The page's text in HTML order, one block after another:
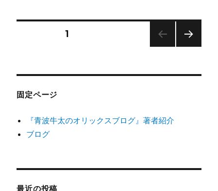
オ
ス
首
の
ペ
ー
固定ページ1
固定ページ
『青波牛太のオリックスブログ』著者紹介
ブログ
最近の投稿